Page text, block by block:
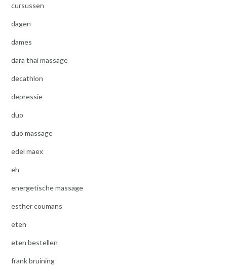
cursussen
dagen
dames
dara thai massage
decathlon
depressie
duo
duo massage
edel maex
eh
energetische massage
esther coumans
eten
eten bestellen
frank bruining